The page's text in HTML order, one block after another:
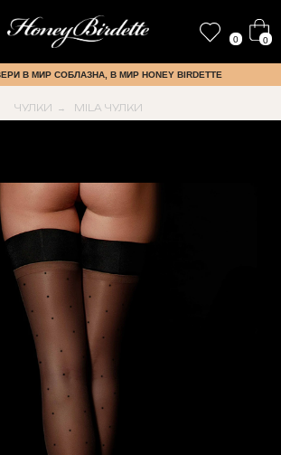
0 0
В МИР СОБЛАЗНА, В МИР HONEY BIRDETTE
ЧУЛКИ → MILA ЧУЛКИ